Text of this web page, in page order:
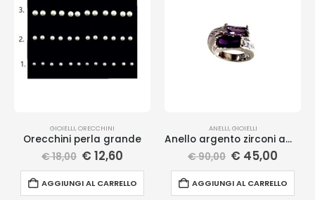
GIOIELLI,ORECCHINI
Orecchini perla grande
€18,00 € 12,60
AGGIUNGI AL CARRELLO
ANELLI,GIOIELLI
Anello argento zirconi ametista
€90,00 € 45,00
AGGIUNGI AL CARRELLO